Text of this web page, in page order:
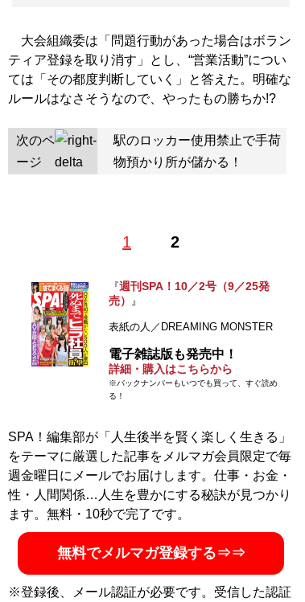
大会組織委は「問題行動があった場合はボラン
ティア登録を取り消す」とし、“営業活動”につい
ては「その都度判断していく」と答えた。明確な
ルールはなさそうなので、やったもの勝ちか!?
次のペ
ージ
駅のロッカー使用禁止で手荷
物預かり所が儲かる！
1 2
『週刊SPA！10／2号（9／25発
売）
』
表紙の人／DREAMING MONSTER
電子雑誌版も発売中！
詳細・購入はこちらから
※バックナンバーもいつでも買って、すぐ読め
る！
SPA！編集部が「人生後半を賢く楽しく生きる」
をテーマに厳選した記事をメルマガ会員限定で毎
週金曜日にメールでお届けします。仕事・お金・
性・人間関係…人生を豊かにする秘訣が見つかり
ます。無料・10秒で完了です。
無料でメルマガ登録する⇒⇒
※登録後、メール認証が必要です。受信した認証